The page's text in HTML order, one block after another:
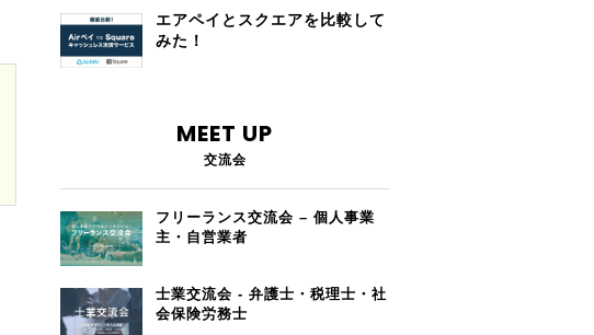
エアペイとスクエアを比較して
みた！
MEET UP
交流会
フリーランス交流会 – 個人事業
主・自営業者
士業交流会 - 弁護士・税理士・社
会保険労務士